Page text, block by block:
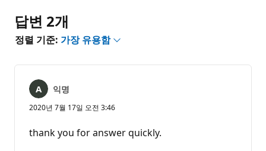
음
답변 2개
정렬 기준: 가장 유용함
익명
2020년 7월 17일 오전 3:46
thank you for answer quickly.